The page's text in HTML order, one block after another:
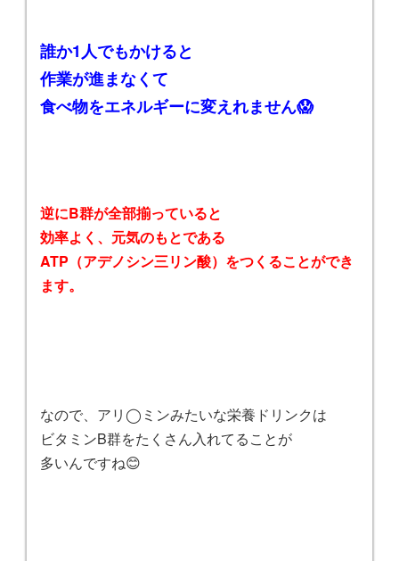
誰か1人でもかけると
作業が進まなくて
食べ物をエネルギーに変えれません😱
逆にB群が全部揃っていると
効率よく、元気のもとである
ATP（アデノシン三リン酸）をつくることができ
ます。
なので、アリ◯ミンみたいな栄養ドリンクは
ビタミンB群をたくさん入れてることが
多いんですね😊